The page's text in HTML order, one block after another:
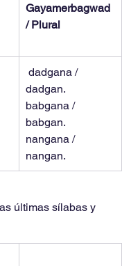
Gayamerbagwad
/ Plural
dadgana /
dadgan.
babgana /
babgan.
nangana /
nangan.
últimas sílabas y